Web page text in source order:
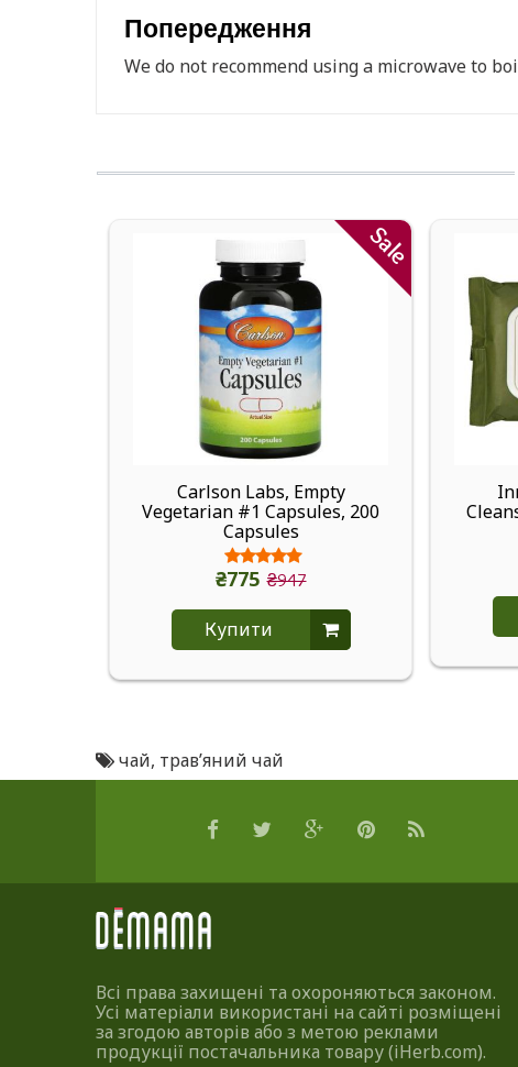
Попередження
We do not recommend using a microwave to
Sale
Carlson Labs, Empty
Vegetarian #1 Capsules, 200
Capsules
₴775 ₴947
Купити
чай, трав’яний чай
Всі права захищені та охороняються законом.
Усі матеріали використані на сайті розміщені
за згодою авторів або з метою реклами
продукції постачальника товару (iHerb.com).